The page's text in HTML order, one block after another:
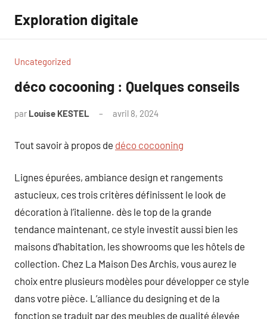
contenu
Exploration digitale
Uncategorized
déco cocooning : Quelques conseils
par Louise KESTEL avril 8, 2024
Tout savoir à propos de déco cocooning
Lignes épurées, ambiance design et rangements
astucieux, ces trois critères définissent le look de
décoration à l’italienne. dès le top de la grande
tendance maintenant, ce style investit aussi bien les
maisons d’habitation, les showrooms que les hôtels de
collection. Chez La Maison Des Archis, vous aurez le
choix entre plusieurs modèles pour développer ce style
dans votre pièce. L’alliance du designing et de la
fonction se traduit par des meubles de qualité élevée